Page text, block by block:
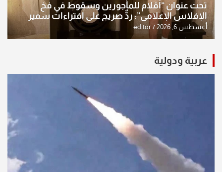
تحت عنوان “أقلام للمأجورين وسقوط في فخ
الإفلاس الإعلامي”: ردٌّ صريح على افتراءات سمير
الشكرجي
أغسطس 6, 2026 editor
عربية ودولية